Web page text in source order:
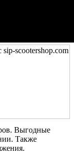
Выгодные
Также